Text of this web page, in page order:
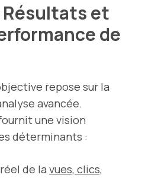
Résultats et
de
repose sur la
avancée.
une vision
déterminants :
de la vues, clics,